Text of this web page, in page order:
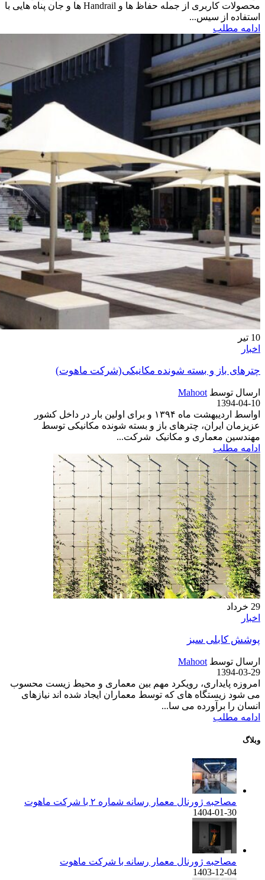
محصولات کاربری از جمله حفاظ ها و Handrail ها و جان پناه هایی با
استفاده از سیس...
ادامه مطلب
10 تیر
اخبار
چترهای باز و بسته شونده مکانیکی(شرکت ماهوت)
ارسال توسط Mahoot
1394-04-10
اواسط اردیبهشت ماه ۱۳۹۴ و برای اولین بار در داخل کشور
عزیزمان ایران، چترهای باز و بسته شونده مکانیکی توسط
مهندسین معماری و مکانیک شرکت...
ادامه مطلب
29 خرداد
اخبار
پوشش کابلی سبز
ارسال توسط Mahoot
1394-03-29
امروزه پایداری، رویکرد مهم بین معماری و محیط زیست محسوب
می شود زیستگاه های که توسط معماران ایجاد شده اند نیازهای
انسان را برآورده می سا...
ادامه مطلب
وبلاگ
مصاحبه ژورنال معمار رسانه شماره ۲ با شرکت ماهوت
1404-01-30
مصاحبه ژورنال معمار رسانه با شرکت ماهوت
1403-12-04